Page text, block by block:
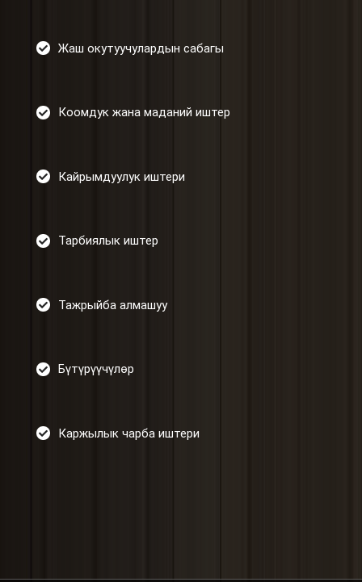
Жаш окутуучулардын сабагы
Коомдук жана маданий иштер
Кайрымдуулук иштери
Тарбиялык иштер
Тажрыйба алмашуу
Бүтүрүүчүлөр
Каржылык чарба иштери